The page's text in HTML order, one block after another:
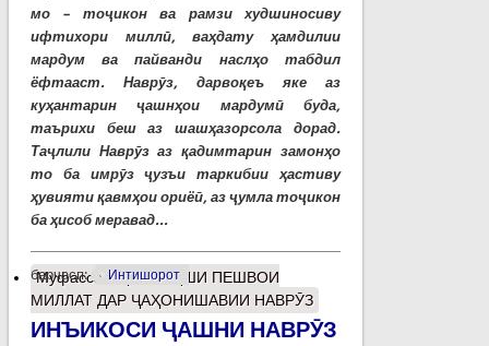
мо – тоҷикон ва рамзи худшиносиву
ифтихори миллӣ, ваҳдату ҳамдилии
мардум ва пайванди наслҳо табдил
ёфтааст. Наврӯз, дарвоқеъ яке аз
куҳантарин ҷашнҳои мардумӣ буда,
таърихи беш аз шашҳазорсола дорад.
Таҷлили Наврӯз аз қадимтарин замонҳо
то ба имрӯз ҷузъи таркибии ҳастиву
ҳувияти қавмҳои ориёӣ, аз ҷумла тоҷикон
ба ҳисоб меравад...
барчасп: Интишорот
Муфассалтаро НАҚШИ ПЕШВОИ
МИЛЛАТ ДАР ҶАҲОНИШАВИИ НАВРӮЗ
ИНЪИКОСИ ҶАШНИ НАВРӮЗ